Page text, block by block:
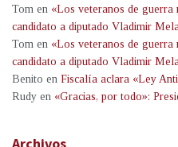
Tom en «Los veteranos de guerra
candidato a diputado Vladimir
Tom en «Los veteranos de guerra
candidato a diputado Vladimir
Benito en Fiscalía aclara «Ley
Rudy en «Gracias, por todo»:
Archivos